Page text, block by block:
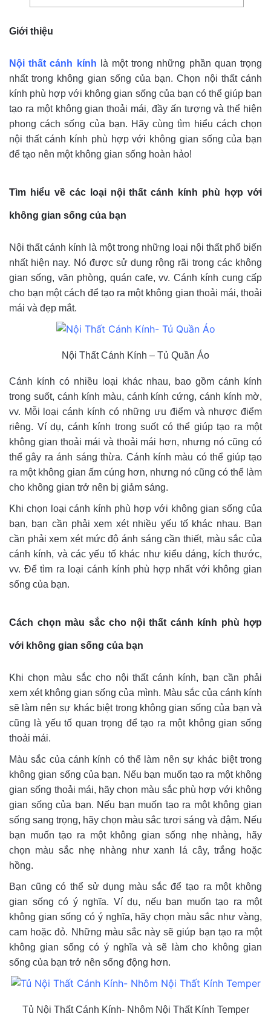
Giới thiệu
Nội thất cánh kính
là một trong những phần quan trọng
nhất trong không gian sống của bạn. Chọn nội thất cánh
kính phù hợp với không gian sống của bạn có thể giúp bạn
tạo ra một không gian thoải mái, đầy ấn tượng và thể hiện
phong cách sống của bạn. Hãy cùng tìm hiểu cách chọn
nội thất cánh kính phù hợp với không gian sống của bạn
để tạo nên một không gian sống hoàn hảo!
Tìm hiểu về các loại nội thất cánh kính phù hợp với
không gian sống của bạn
Nội thất cánh kính là một trong những loại nội thất phổ biến
nhất hiện nay. Nó được sử dụng rộng rãi trong các không
gian sống, văn phòng, quán cafe, vv. Cánh kính cung cấp
cho bạn một cách để tạo ra một không gian thoải mái, thoải
mái và đẹp mắt.
Nội Thất Cánh Kính – Tủ Quần Áo
Cánh kính có nhiều loại khác nhau, bao gồm cánh kính
trong suốt, cánh kính màu, cánh kính cứng, cánh kính mờ,
vv. Mỗi loại cánh kính có những ưu điểm và nhược điểm
riêng. Ví dụ, cánh kính trong suốt có thể giúp tạo ra một
không gian thoải mái và thoải mái hơn, nhưng nó cũng có
thể gây ra ánh sáng thừa. Cánh kính màu có thể giúp tạo
ra một không gian ấm cúng hơn, nhưng nó cũng có thể làm
cho không gian trở nên bị giảm sáng.
Khi chọn loại cánh kính phù hợp với không gian sống của
bạn, bạn cần phải xem xét nhiều yếu tố khác nhau. Bạn
cần phải xem xét mức độ ánh sáng cần thiết, màu sắc của
cánh kính, và các yếu tố khác như kiểu dáng, kích thước,
vv. Để tìm ra loại cánh kính phù hợp nhất với không gian
sống của bạn.
Cách chọn màu sắc cho nội thất cánh kính phù hợp
với không gian sống của bạn
Khi chọn màu sắc cho nội thất cánh kính, bạn cần phải
xem xét không gian sống của mình. Màu sắc của cánh kính
sẽ làm nên sự khác biệt trong không gian sống của bạn và
cũng là yếu tố quan trọng để tạo ra một không gian sống
thoải mái.
Màu sắc của cánh kính có thể làm nên sự khác biệt trong
không gian sống của bạn. Nếu bạn muốn tạo ra một không
gian sống thoải mái, hãy chọn màu sắc phù hợp với không
gian sống của bạn. Nếu bạn muốn tạo ra một không gian
sống sang trọng, hãy chọn màu sắc tươi sáng và đậm. Nếu
bạn muốn tạo ra một không gian sống nhẹ nhàng, hãy
chọn màu sắc nhẹ nhàng như xanh lá cây, trắng hoặc
hồng.
Bạn cũng có thể sử dụng màu sắc để tạo ra một không
gian sống có ý nghĩa. Ví dụ, nếu bạn muốn tạo ra một
không gian sống có ý nghĩa, hãy chọn màu sắc như vàng,
cam hoặc đỏ. Những màu sắc này sẽ giúp bạn tạo ra một
không gian sống có ý nghĩa và sẽ làm cho không gian
sống của bạn trở nên sống động hơn.
Tủ Nội Thất Cánh Kính- Nhôm Nội Thất Kính Temper